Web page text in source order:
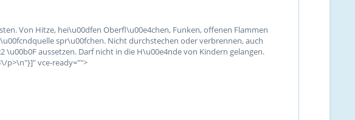
Von Hitze, hei\u00dfen Oberfl\u00e4chen, Funken, offenen Flammen
spr\u00fchen. Nicht durchstechen oder verbrennen, auch
aussetzen. Darf nicht in die H\u00e4nde von Kindern gelangen.
p>\n"}]" vce-ready="">